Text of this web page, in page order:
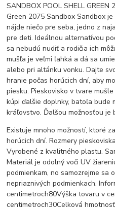
SANDBOX POOL SHELL
Green 2075 Sandbox Sandbox
nájde niečo pre seba, jedno z
pre deti. Ideálnou alternatívou
sa nebudú nudiť a rodičia ich
mušľa je veľmi ľahká a dá sa
alebo pri altánku vonku. Dajte
hranie počas horúcich dní, aby
piesku. Pieskovisko v tvare
kúpi ďalšie doplnky, batoľa bude
kráľovstvo. Ďalšou možnosťou je
Existuje mnoho možností, ktoré
horúcich dní. Rozmery
Vyrobené z kvalitného plastu.
Materiál je odolný voči UV
podmienkam, no samozrejme sa
nepriaznivých podmienkach.
centimetroch80Výška tovaru v
centimetroch30Celková